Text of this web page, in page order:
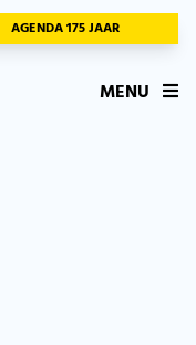
AGENDA 175 JAAR
MENU